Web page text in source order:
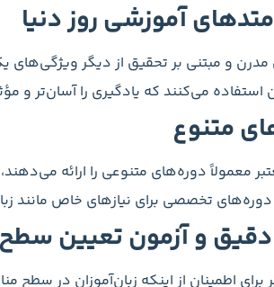
آموزشی روز دنیا
و مبتنی بر تحقیق از دیگر ویژگی‌های
استفاده می‌کنند که یادگیری را آسان‌تر و
متنوع
معمولاً دوره‌های متنوعی را ارائه
و آزمون تعیین سطح
اطمینان از اینکه زبان‌آموزان در سطح